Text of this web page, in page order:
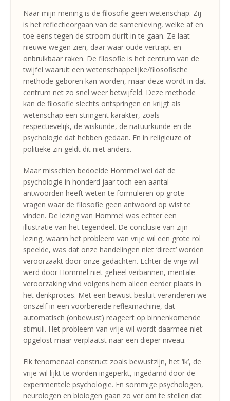
Naar mijn mening is de filosofie geen wetenschap. Zij
is het reflectieorgaan van de samenleving, welke af en
toe eens tegen de stroom durft in te gaan. Ze laat
nieuwe wegen zien, daar waar oude vertrapt en
onbruikbaar raken. De filosofie is het centrum van de
twijfel waaruit een wetenschappelijke/filosofische
methode geboren kan worden, maar deze wordt in dat
centrum net zo snel weer betwijfeld. Deze methode
kan de filosofie slechts ontspringen en krijgt als
wetenschap een stringent karakter, zoals
respectievelijk, de wiskunde, de natuurkunde en de
psychologie dat hebben gedaan. En in religieuze of
politieke zin geldt dit niet anders.
Maar misschien bedoelde Hommel wel dat de
psychologie in honderd jaar toch een aantal
antwoorden heeft weten te formuleren op grote
vragen waar de filosofie geen antwoord op wist te
vinden. De lezing van Hommel was echter een
illustratie van het tegendeel. De conclusie van zijn
lezing, waarin het probleem van vrije wil een grote rol
speelde, was dat onze handelingen niet ‘direct’ worden
veroorzaakt door onze gedachten. Echter de vrije wil
werd door Hommel niet geheel verbannen, mentale
veroorzaking vind volgens hem alleen eerder plaats in
het denkproces. Met een bewust besluit veranderen we
onszelf in een voorbereide reflexmachine, dat
automatisch (onbewust) reageert op binnenkomende
stimuli. Het probleem van vrije wil wordt daarmee niet
opgelost maar verplaatst naar een dieper niveau.
Elk fenomenaal construct zoals bewustzijn, het ‘ik’, de
vrije wil lijkt te worden ingeperkt, ingedamd door de
experimentele psychologie. En sommige psychologen,
neurologen en biologen gaan zo ver om te stellen dat